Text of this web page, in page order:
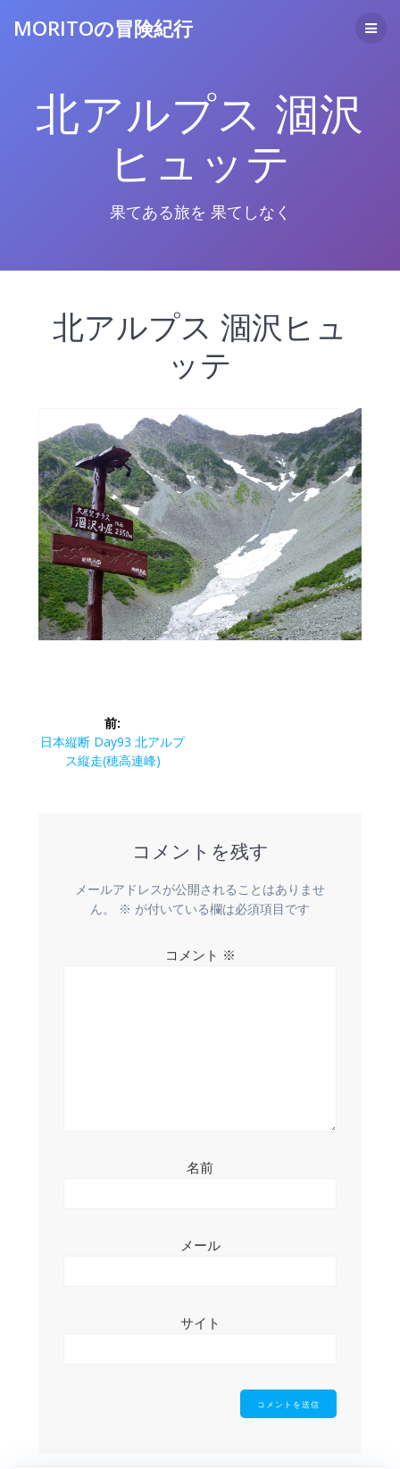
へ
ス
ッ
MORITOの冒険紀行
北アルプス 涸沢
ヒュッテ
果てある旅を 果てしなく
北アルプス 涸沢ヒュ
ッテ
稿
前:
前
日本縦断 Day93 北アルプ
ス縦走(穂高連峰)
コメントを残す
メールアドレスが公開されることはありませ
ん。
※ が付いている欄は必須項目です
コメント ※
名前
メール
サイト